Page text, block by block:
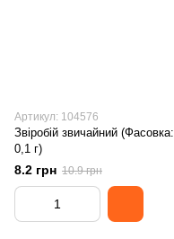
Артикул: 104576
Звіробій звичайний (Фасовка:
0,1 г)
8.2 грн 10.9 грн